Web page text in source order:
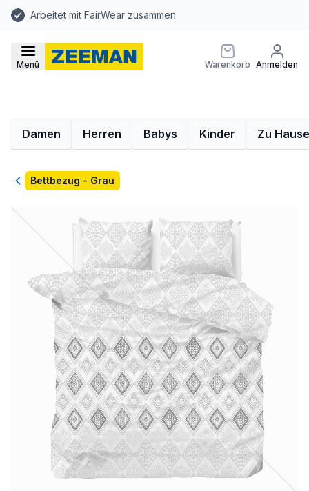
Arbeitet mit FairWear zusammen
Menü Warenkorb Anmelden
Damen Herren Babys Kinder Zu Hause
ZurückBettbezug - Grau